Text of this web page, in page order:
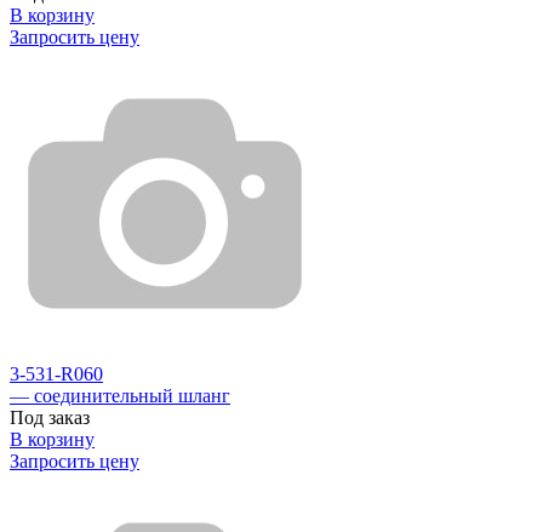
В корзину
Запросить цену
3-531-R060
— соединительный шланг
Под заказ
В корзину
Запросить цену